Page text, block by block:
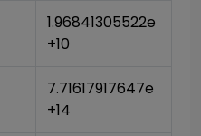
1.96841305522e
+10
7.71617917647e
+14